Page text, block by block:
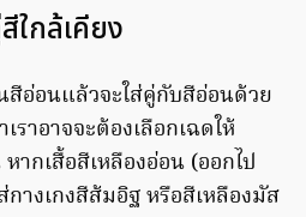
ใกล้เคียง
สีอ่อนแล้วจะใส่คู่กับสีอ่อนด้วย
ราอาจจะต้องเลือกเฉดให้
ากเสื้อสีเหลืองอ่อน (ออกไป
างเกงสีส้มอิฐ หรือสีเหลืองมัส